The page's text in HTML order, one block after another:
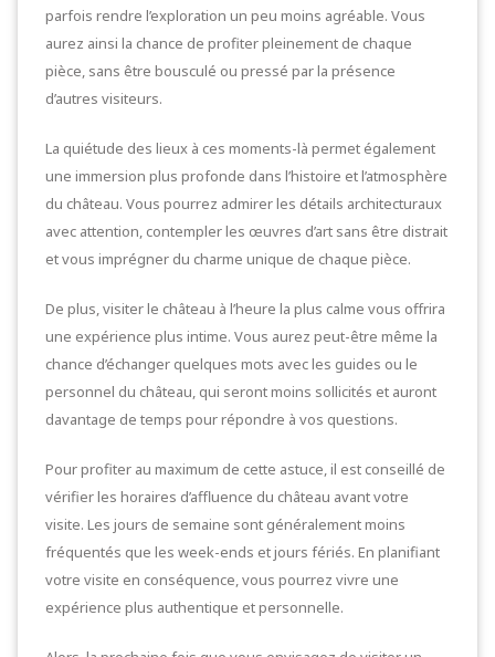
parfois rendre l’exploration un peu moins agréable. Vous
aurez ainsi la chance de profiter pleinement de chaque
pièce, sans être bousculé ou pressé par la présence
d’autres visiteurs.
La quiétude des lieux à ces moments-là permet également
une immersion plus profonde dans l’histoire et l’atmosphère
du château. Vous pourrez admirer les détails architecturaux
avec attention, contempler les œuvres d’art sans être distrait
et vous imprégner du charme unique de chaque pièce.
De plus, visiter le château à l’heure la plus calme vous offrira
une expérience plus intime. Vous aurez peut-être même la
chance d’échanger quelques mots avec les guides ou le
personnel du château, qui seront moins sollicités et auront
davantage de temps pour répondre à vos questions.
Pour profiter au maximum de cette astuce, il est conseillé de
vérifier les horaires d’affluence du château avant votre
visite. Les jours de semaine sont généralement moins
fréquentés que les week-ends et jours fériés. En planifiant
votre visite en conséquence, vous pourrez vivre une
expérience plus authentique et personnelle.